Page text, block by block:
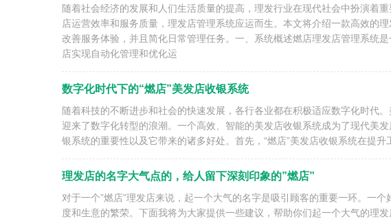
随着社会经济的发展和人们生活质量的提高，理发行业在现代社会中扮演着
店运营效率和服务质量，理发店管理系统应运而生。本文将介绍一款高效的
改善服务体验，并且简化日常管理任务。一、系统概述燃店理发店管理系统
店实现自动化管理和优化运
数字化时代下的“燃店”美发店收银系统
随着科技的不断进步和社会的快速发展，各行各业都在积极适应数字化时代
迎来了数字化转型的浪潮。一个高效、智能的美发店收银系统成为了现代美
银系统的重要性以及它带来的诸多好处。首先，“燃店”美发店收银系统在提
理发店的名字大气点的，给人留下深刻印象的”燃店”
对于一个”燃店”理发店来说，起一个大气的名字是吸引顾客的重要一环。一
度和生意的繁荣。下面我将为大家提供一些建议，帮助你们起一个大气的理